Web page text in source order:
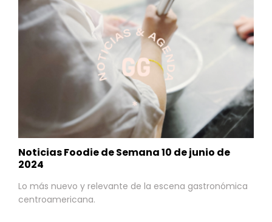
Noticias Foodie de Semana 10 de junio de
2024
Lo más nuevo y relevante de la escena gastronómica
centroamericana.